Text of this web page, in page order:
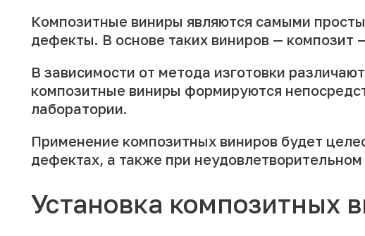
Композитные виниры являются самыми
дефекты. В основе таких виниров —
В зависимости от метода изготовки
композитные виниры формируются
лаборатории.
Применение композитных виниров будет
дефектах, а также при неудовлетворительном
Установка композитных